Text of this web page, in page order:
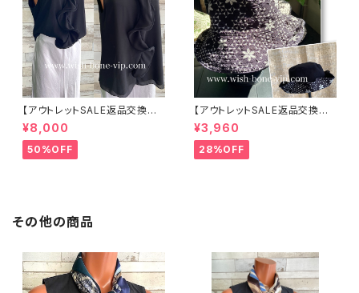
【アウトレットSALE返品交換不
可8/20まで】イタリア製 CASA
DEILUCA ITALY｜前フリル＆B
IGフリルトップス /ブラック
¥8,000
50%OFF
【アウトレットSALE返品交換不
可8/20まで】ワッフル立体フラワ
ー＆無地 2way リバーシブルハ
ット・ワイヤー入り変形ハット・フ
ラワー帽子【ブラック】
¥3,960
28%OFF
その他の商品